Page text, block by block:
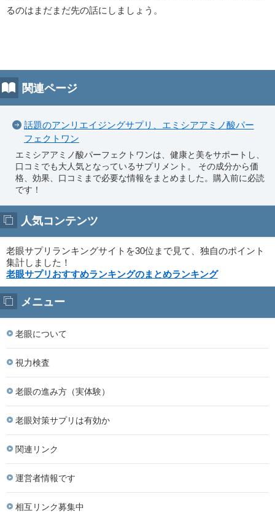
るのはまだまだ先の話にしましょう。
関連ページ
話題のアンリエイジングサプリ、エミシアアミノ酸パー
フェクトワン
エミシアアミノ酸パーフェクトワンは、健康と美をサポートし、
口コミでも大人気となっているサプリメント。 その成分から価
格、効果、口コミまで必要な情報をまとめました。購入前に必読
です！
人気コンテンツ
老眼サプリランキングサイトを30位まで見て、独自のポイント
集計しました！
老眼サプリおすすめランキングのまとめランキング
メニュー
老眼について
視力検査
老眼の進み方（実体験）
老眼対策サプリは有効か
関連リンク
運営者情報です
相互リンク募集中